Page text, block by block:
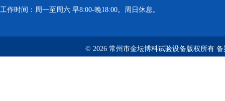
工作时间：周一至周六 早8:00-晚18:00。周日休息。
© 2026 常州市金坛博科试验设备版权所有 备